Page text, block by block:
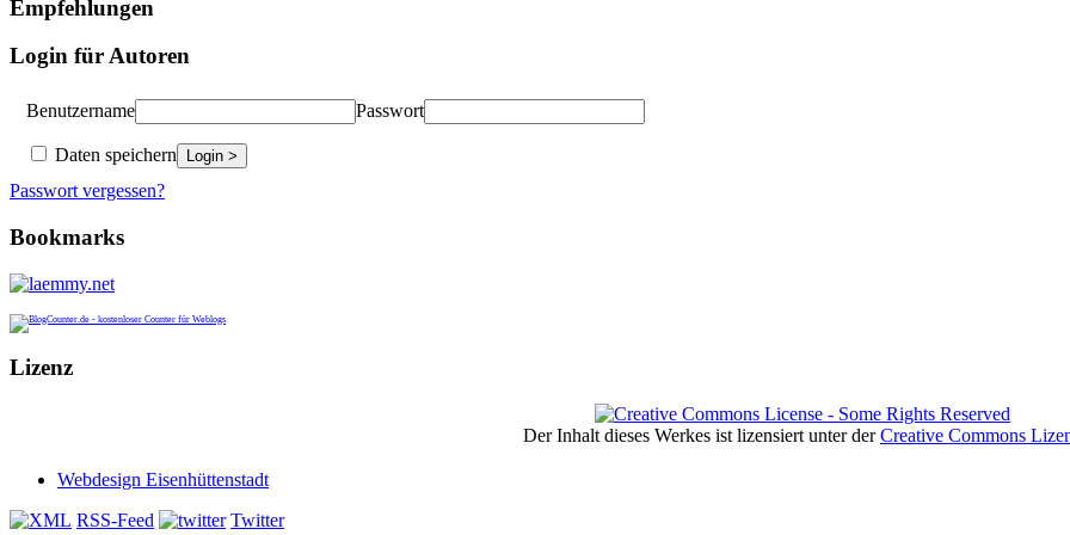
Empfehlungen
Login für Autoren
Benutzername Passwort
Daten speichern
Passwort vergessen?
Bookmarks
Lizenz
Der Inhalt dieses Werkes ist lizensiert unter derCreative Commons
Webdesign Eisenhüttenstadt
RSS-Feed
Twitter